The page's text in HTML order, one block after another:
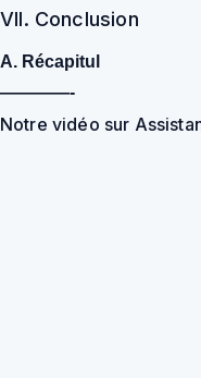
VII. Conclusion
A. Récapitul
————-
Notre vidéo sur